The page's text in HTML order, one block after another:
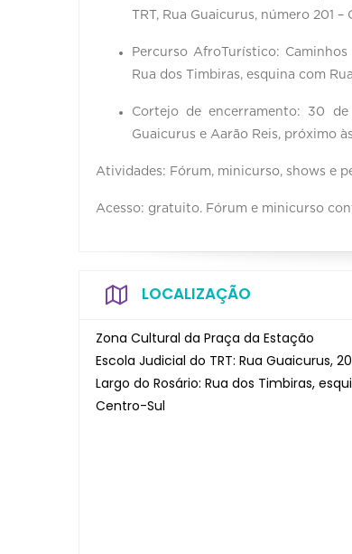
TRT, Rua Guaicurus, número 201 –
Percurso AfroTurístico:
Rua dos Timbiras, esquina com
Cortejo de encerramento: 30
Guaicurus e Aarão Reis, próximo
Atividades: Fórum, minicurso, shows e
Acesso: gratuito. Fórum e minicurso
LOCALIZAÇÃO
Zona Cultural da Praça da Estação
Escola Judicial do TRT: Rua Guaicurus,
Largo do Rosário: Rua dos Timbiras,
Centro-Sul